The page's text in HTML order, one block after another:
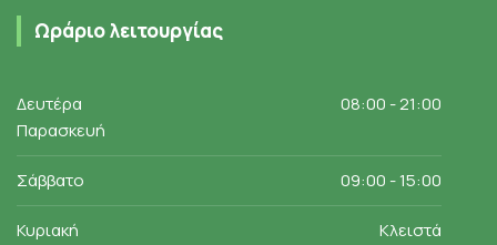
Ωράριο λειτουργίας
Δευτέρα
Παρασκευή
08:00 - 21:00
Σάββατο 09:00 - 15:00
Κυριακή Κλειστά